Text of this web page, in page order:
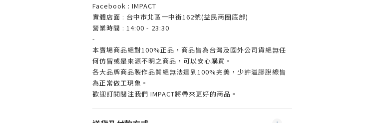
Facebook : IMPACT
實體店面 : 台中市北區一中街162號(益民商圈底部)
營業時間 : 14:00 - 23:30
-
本賣場商品絕對100%正品，商品皆為台灣及國外公司貨絕無任
何仿冒或是來源不明之商品，可以安心購買。
各大品牌商品製作品質絕無法達到100%完美，少許溢膠脫線皆
為正常做工現象。
歡迎訂閱關注我們 IMPACT將帶來更好的商品。